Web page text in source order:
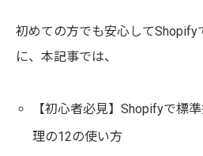
初めての方でも安心してShopify
に、本記事では、
【初心者必見】Shopifyで標
理の12の使い方